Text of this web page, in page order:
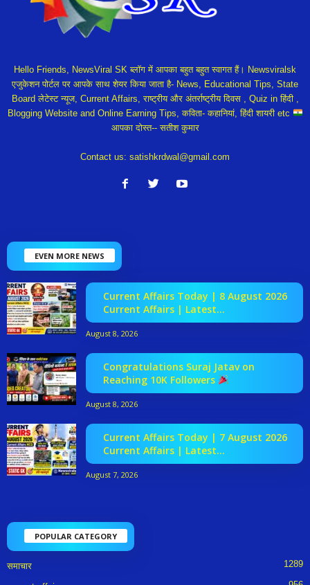
Hello Friends, NewsViral SK ब्लॉग में आपका बहुत बहुत स्वागत हैं। Newsviralsk
एजुकेशन पोर्टल पर आपके साथ शेयर किया जाता है- News, Educational Tips, State
Board लेटेस्ट न्यूज, Current Affairs, राष्ट्रीय और अंतर्राष्ट्रीय दिवस , Quiz in हिंदी ,
Blogging Website and Online Earning Tips, कविता- कहानियां, हिंदी शायरी etc
आपका दोस्त-- सतीश कुमार
Contact us: satishkrdwal@gmail.com
EVEN MORE NEWS
Current Affairs Today | 8 August 2026
Current Affairs | Latest...
August 8, 2026
Congratulations Suraj Jatav on
Reaching 10K Followers
August 8, 2026
Current Affairs Today | 7 August 2026
Current Affairs | Latest...
August 7, 2026
POPULAR CATEGORY
समाचार 1289